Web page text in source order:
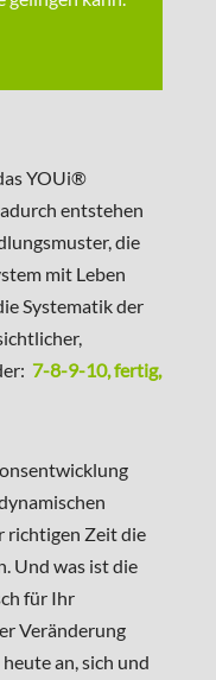
YOUi®
entstehen
die
mit Leben
Systematik der
7-8-9-10, fertig,
richtigen Zeit die
Und was ist die
für Ihr
Veränderung
an, sich und